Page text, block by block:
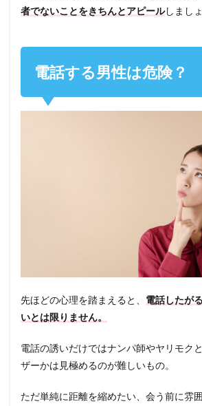
者でないことをきちんとアピールしましょ
電話する男性は危険？
先ほどの心理を踏まえると、 電話したが
いとは限りません。
電話の誘いだけではナンパ師やヤリモク
ザーかは見極めるのが難しいもの。
ただ単純に距離を縮めたい、会う前に雰